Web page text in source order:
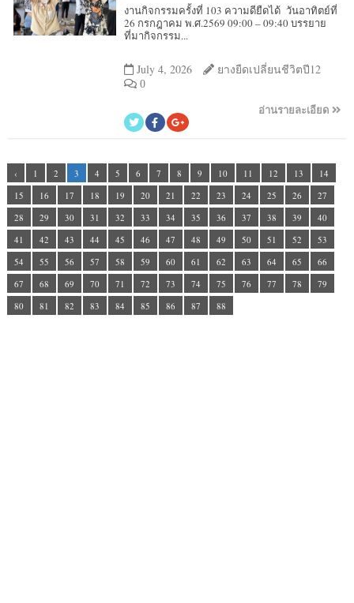
งานกิจกรรมครั้งที่ 103 ความดียืดได้ วันอาทิตย์ที่
26 กรกฎาคม พ.ศ.2569 09:00 – 09:40 บรรยาย
ที่มากิจกรรม...
July 4, 2026 ยางยืดเปลี่ยนชีวิตปี12
0
อ่านรายละเอียด
‹ 1 2 3 4 5 6 7 8 9 10 11 12 13
14
15
16 17 18 19 20 21 22 23 24 25 26
27
28
29 30 31 32 33 34 35 36 37 38 39
40
41
42 43 44 45 46 47 48 49 50 51 52
53
54
55 56 57 58 59 60 61 62 63 64 65
66
67
68 69 70 71 72 73 74 75 76 77 78
79
80
81 82 83 84 85 86 87 88